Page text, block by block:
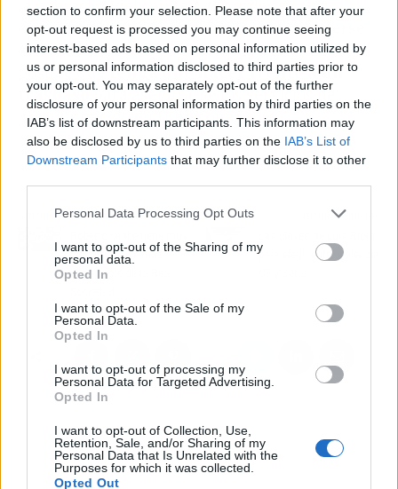
section to confirm your selection. Please note that after your
opt-out request is processed you may continue seeing
interest-based ads based on personal information utilized by
us or personal information disclosed to third parties prior to
your opt-out. You may separately opt-out of the further
disclosure of your personal information by third parties on the
IAB’s list of downstream participants. This information may
also be disclosed by us to third parties on the IAB’s List of
Downstream Participants that may further disclose it to other
Personal Data Processing Opt Outs
I want to opt-out of the Sharing of my
personal data.
Opted In
I want to opt-out of the Sale of my
Personal Data.
Opted In
I want to opt-out of processing my
Personal Data for Targeted Advertising.
Opted In
I want to opt-out of Collection, Use,
Retention, Sale, and/or Sharing of my
Personal Data that Is Unrelated with the
Purposes for which it was collected.
Opted Out
la operación del capitán gerundense. Sin
embargo, el club gironí, que esperaba hacerse
con el futbolista a un precio bajo, ahora es
posible que tenga que hacer frente a un
traspasopara asegurarse los servicios del
jugador nacido en Ulldecona.
Artículo anterior
claro el fichaje mas
importante de la Real
Artículo siguiente
para elegir entre Valencia